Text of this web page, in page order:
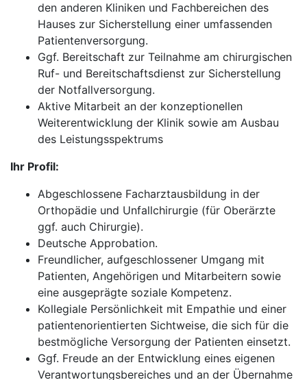
den anderen Kliniken und Fachbereichen des
Hauses zur Sicherstellung einer umfassenden
Patientenversorgung.
Ggf. Bereitschaft zur Teilnahme am chirurgischen
Ruf- und Bereitschaftsdienst zur Sicherstellung
der Notfallversorgung.
Aktive Mitarbeit an der konzeptionellen
Weiterentwicklung der Klinik sowie am Ausbau
des Leistungsspektrums
Ihr Profil:
Abgeschlossene Facharztausbildung in der
Orthopädie und Unfallchirurgie (für Oberärzte
ggf. auch Chirurgie).
Deutsche Approbation.
Freundlicher, aufgeschlossener Umgang mit
Patienten, Angehörigen und Mitarbeitern sowie
eine ausgeprägte soziale Kompetenz.
Kollegiale Persönlichkeit mit Empathie und einer
patientenorientierten Sichtweise, die sich für die
bestmögliche Versorgung der Patienten einsetzt.
Ggf. Freude an der Entwicklung eines eigenen
Verantwortungsbereiches und an der Übernahme